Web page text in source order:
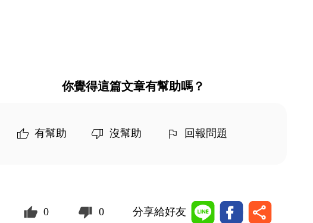
你覺得這篇文章有幫助嗎？
有幫助 沒幫助 回報問題
0 0 分享給好友